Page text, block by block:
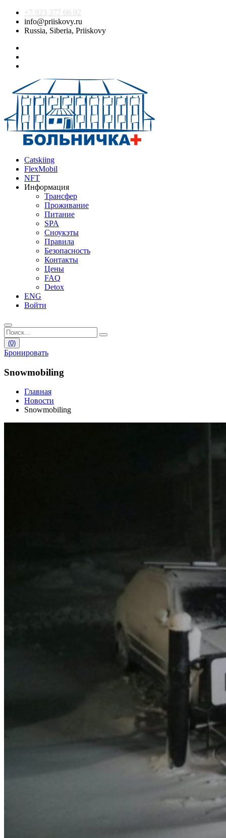
+7 923 377 66 92
info@priiskovy.ru
Russia, Siberia, Priiskovy
Catskiing
FlexMobil
NFT
Информация
Трансфер
Проживание
Питание
SPA
Сноукэты
Правила
Безопасность
Контакты
Цены
FAQ
Detox
ENG
Войти
(0)
Бронировать
Snowmobiling
Главная
Новости
Snowmobiling